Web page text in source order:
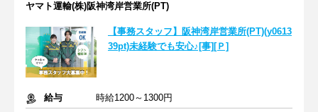
ヤマト運輸(株)阪神湾岸営業所(PT)
【事務スタッフ】阪神湾岸営業所(PT)(y0613
39pt)未経験でも安心♪[事][Ｐ]
給与
時給1200～1300円